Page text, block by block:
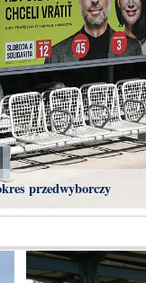
przedwyborczy